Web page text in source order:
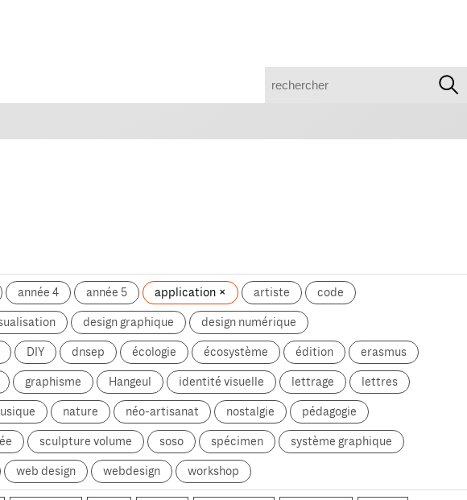
année 4 année 5 application artiste code
design graphique design numérique
DIY dnsep écologie écosystème édition erasmus
graphisme Hangeul identité visuelle lettrage lettres
nature néo-artisanat nostalgie pédagogie
sculpture volume soso spécimen système graphique
web design webdesign workshop